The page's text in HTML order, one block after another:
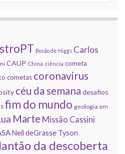
Bosão de Higgs Carlos
CAUP China ciência cometa
cometas coronavirus
céu da semana desafios
fim do mundo geologia em
Marte Missão Cassini
Neil deGrasse Tyson
da descoberta